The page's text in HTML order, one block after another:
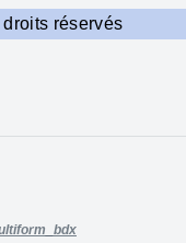
réservés